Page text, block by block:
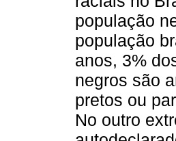
população
população
anos, 3%
negros são
pretos ou
No outro